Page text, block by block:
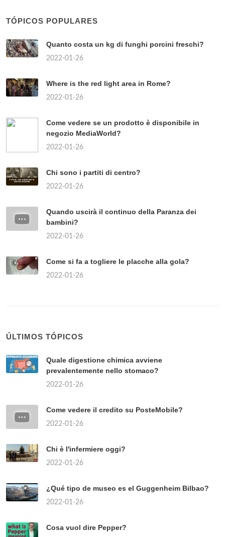
TÓPICOS POPULARES
Quanto costa un kg di funghi porcini freschi?
2022-01-26
Where is the red light area in Rome?
2022-01-26
Come vedere se un prodotto è disponibile in
negozio MediaWorld?
2022-01-26
Chi sono i partiti di centro?
2022-01-26
Quando uscirà il continuo della Paranza dei
bambini?
2022-01-26
Come si fa a togliere le placche alla gola?
2022-01-26
ÚLTIMOS TÓPICOS
Quale digestione chimica avviene
prevalentemente nello stomaco?
2022-01-26
Come vedere il credito su PosteMobile?
2022-01-26
Chi è l'infermiere oggi?
2022-01-26
¿Qué tipo de museo es el Guggenheim Bilbao?
2022-01-26
Cosa vuol dire Pepper?